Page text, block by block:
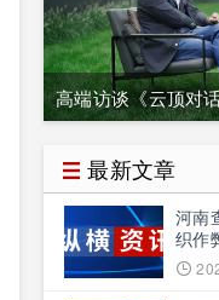
高端访谈《云顶对
最新文章
河南
织作